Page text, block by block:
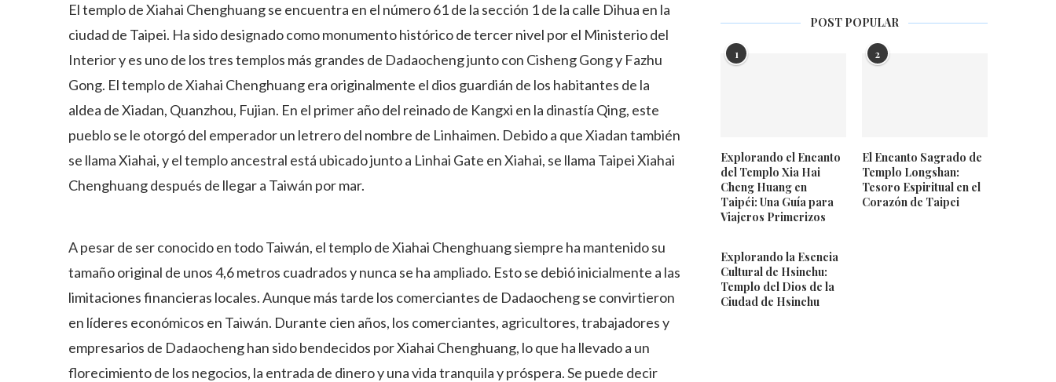
El templo de Xiahai Chenghuang se encuentra en el número 61 de la sección 1 de la calle Dihua en la
ciudad de Taipei. Ha sido designado como monumento histórico de tercer nivel por el Ministerio del
Interior y es uno de los tres templos más grandes de Dadaocheng junto con Cisheng Gong y Fazhu
Gong. El templo de Xiahai Chenghuang era originalmente el dios guardián de los habitantes de la
aldea de Xiadan, Quanzhou, Fujian. En el primer año del reinado de Kangxi en la dinastía Qing, este
pueblo se le otorgó del emperador un letrero del nombre de Linhaimen. Debido a que Xiadan también
se llama Xiahai, y el templo ancestral está ubicado junto a Linhai Gate en Xiahai, se llama Taipei Xiahai
Chenghuang después de llegar a Taiwán por mar.
A pesar de ser conocido en todo Taiwán, el templo de Xiahai Chenghuang siempre ha mantenido su
tamaño original de unos 4,6 metros cuadrados y nunca se ha ampliado. Esto se debió inicialmente a las
limitaciones financieras locales. Aunque más tarde los comerciantes de Dadaocheng se convirtieron
en líderes económicos en Taiwán. Durante cien años, los comerciantes, agricultores, trabajadores y
empresarios de Dadaocheng han sido bendecidos por Xiahai Chenghuang, lo que ha llevado a un
florecimiento de los negocios, la entrada de dinero y una vida tranquila y próspera. Se puede decir
POST POPULAR
1
Explorando el Encanto
del Templo Xia Hai
Cheng Huang en
Taipéi: Una Guía para
Viajeros Primerizos
2
El Encanto Sagrado de
Templo Longshan:
Tesoro Espiritual en el
Corazón de Taipei
Explorando la Esencia
Cultural de Hsinchu:
Templo del Dios de la
Ciudad de Hsinchu